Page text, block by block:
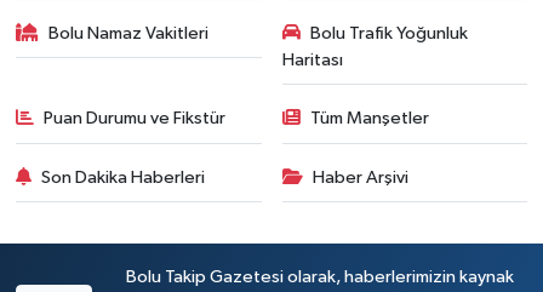
Bolu Namaz Vakitleri
Bolu Trafik Yoğunluk
Haritası
Puan Durumu ve Fikstür Tüm Manşetler
Son Dakika Haberleri Haber Arşivi
Bolu Takip Gazetesi olarak, haberlerimizin kaynak